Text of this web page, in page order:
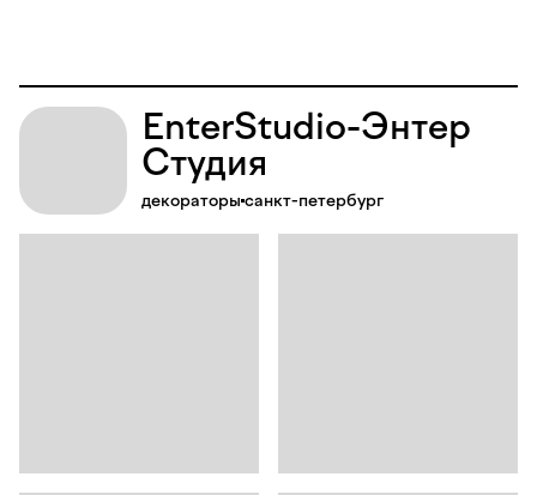
EnterStudio-Энтер
Студия
декораторы санкт-петербург